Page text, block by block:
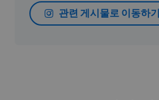
관련 게시물로 이동하기